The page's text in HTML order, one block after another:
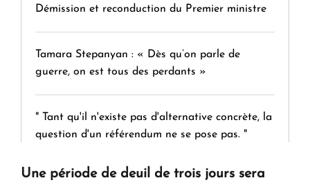
Démission et reconduction du Premier ministre
Tamara Stepanyan : « Dès qu’on parle de
guerre, on est tous des perdants »
" Tant qu'il n'existe pas d'alternative concrète, la
question d'un référendum ne se pose pas. "
KASA : 30 ans d'audace, de résilience et d'avenir
Une période de deuil de trois jours sera